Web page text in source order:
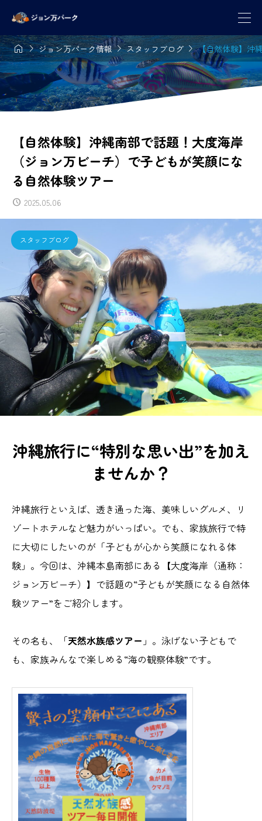
ジョン万パーク情報スタッフブログ【自然体験】沖
【自然体験】沖縄南部で話題！大度海岸
（ジョン万ビーチ）で子どもが笑顔にな
る自然体験ツアー
2025.05.06
スタッフブログ
沖縄旅行に“特別な思い出”を加え
ませんか？
沖縄旅行といえば、透き通った海、美味しいグルメ、リ
ゾートホテルなど魅力がいっぱい。でも、家族旅行で特
に大切にしたいのが「子どもが心から笑顔になれる体
験」。今回は、沖縄本島南部にある【大度海岸（通称：
ジョン万ビーチ）】で話題の“子どもが笑顔になる自然体
験ツアー”をご紹介します。
その名も、「天然水族感ツアー 」。泳げない子どもで
も、家族みんなで楽しめる“海の観察体験”です。